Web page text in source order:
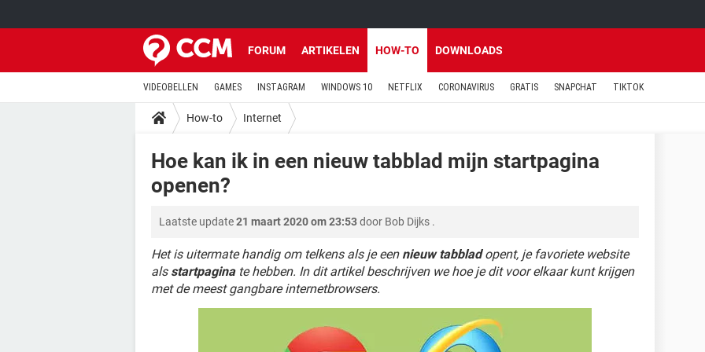
FORUM ARTIKELEN HOW-TO DOWNLOADS
VIDEOBELLEN GAMES INSTAGRAM WINDOWS 10 NETFLIX CORONAVIRUS GRATIS SNAPCHAT TIKTOK
How-to Internet
Hoe kan ik in een nieuw tabblad mijn startpagina
openen?
Laatste update21 maart 2020 om 23:53door Bob Dijks .
Het is uitermate handig om telkens als je een nieuw tabbladopent, je favoriete website
als startpaginate hebben. In dit artikel beschrijven we hoe je dit voor elkaar kunt krijgen
met de meest gangbare internetbrowsers.